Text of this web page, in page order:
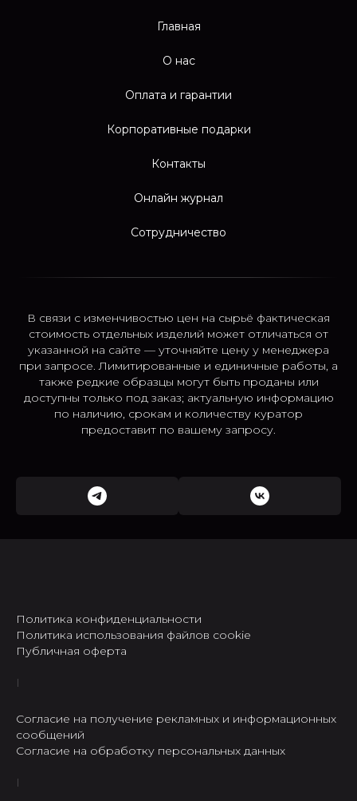
Главная
О нас
Оплата и гарантии
Корпоративные подарки
Контакты
Онлайн журнал
Сотрудничество
В связи с изменчивостью цен на сырьё фактическая
стоимость отдельных изделий может отличаться от
указанной на сайте — уточняйте цену у менеджера
при запросе. Лимитированные и единичные работы, а
также редкие образцы могут быть проданы или
доступны только под заказ; актуальную информацию
по наличию, срокам и количеству куратор
предоставит по вашему запросу.
Политика конфиденциальности
Политика использования файлов cookie
Публичная оферта
Согласие на получение рекламных и информационных
сообщений
Согласие на обработку персональных данных